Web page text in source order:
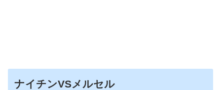
ナイチンVSメルセル